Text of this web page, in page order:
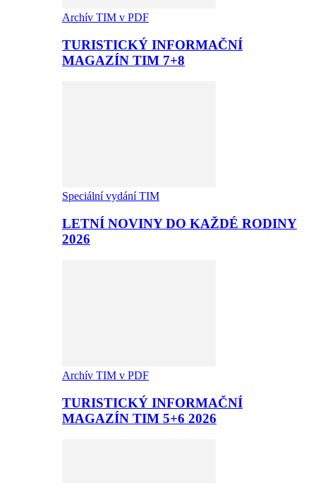
Archív TIM v PDF
TURISTICKÝ INFORMAČNÍ
MAGAZÍN TIM 7+8
Speciální vydání TIM
LETNÍ NOVINY DO KAŽDÉ RODINY
2026
Archív TIM v PDF
TURISTICKÝ INFORMAČNÍ
MAGAZÍN TIM 5+6 2026